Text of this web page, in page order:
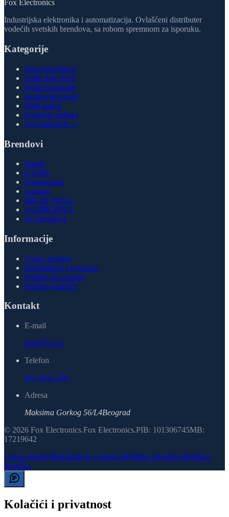
Fox Electronics
Industrijska elektronika i automatizacija. Ovlašćeni distributer
vodećih svetskih brendova, sa robom spremnom za isporuku.
Kategorije
Step upravljanje
Solid state releji
Radio komande
Regulatori snage
HMI paneli
Kontrola pritiska
Svi proizvodi →
Brendovi
Finder
FATEK
Datasensing
Laumas
MEAN WELL
AUSPICIOUS
Svi brendovi
Informacije
Uslovi prodaje
Reklamacije i povraćaj
Politika privatnosti
Politika kolačića
Kontakt
E-mail
info@fox.rs
Telefon
011 2415 393
Adresa
Maksima Gorkog 56/L4Beograd
© 2026 Fox Electronics.Fox Electronics.PIB: 101306745MB:
17219642
Uslovi prodajeReklamacije i povraćajPolitika privatnostiPolitika
kolačića
Kolačići i privatnost